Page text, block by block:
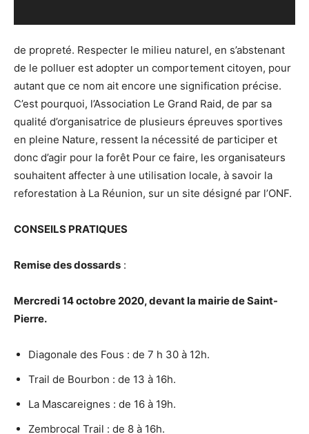
de propreté. Respecter le milieu naturel, en s’abstenant
de le polluer est adopter un comportement citoyen, pour
autant que ce nom ait encore une signification précise.
C’est pourquoi, l’Association Le Grand Raid, de par sa
qualité d’organisatrice de plusieurs épreuves sportives
en pleine Nature, ressent la nécessité de participer et
donc d’agir pour la forêt Pour ce faire, les organisateurs
souhaitent affecter à une utilisation locale, à savoir la
reforestation à La Réunion, sur un site désigné par l’ONF.
CONSEILS PRATIQUES
Remise des dossards :
Mercredi 14 octobre 2020, devant la mairie de Saint-
Pierre.
Diagonale des Fous : de 7 h 30 à 12h.
Trail de Bourbon : de 13 à 16h.
La Mascareignes : de 16 à 19h.
Zembrocal Trail : de 8 à 16h.